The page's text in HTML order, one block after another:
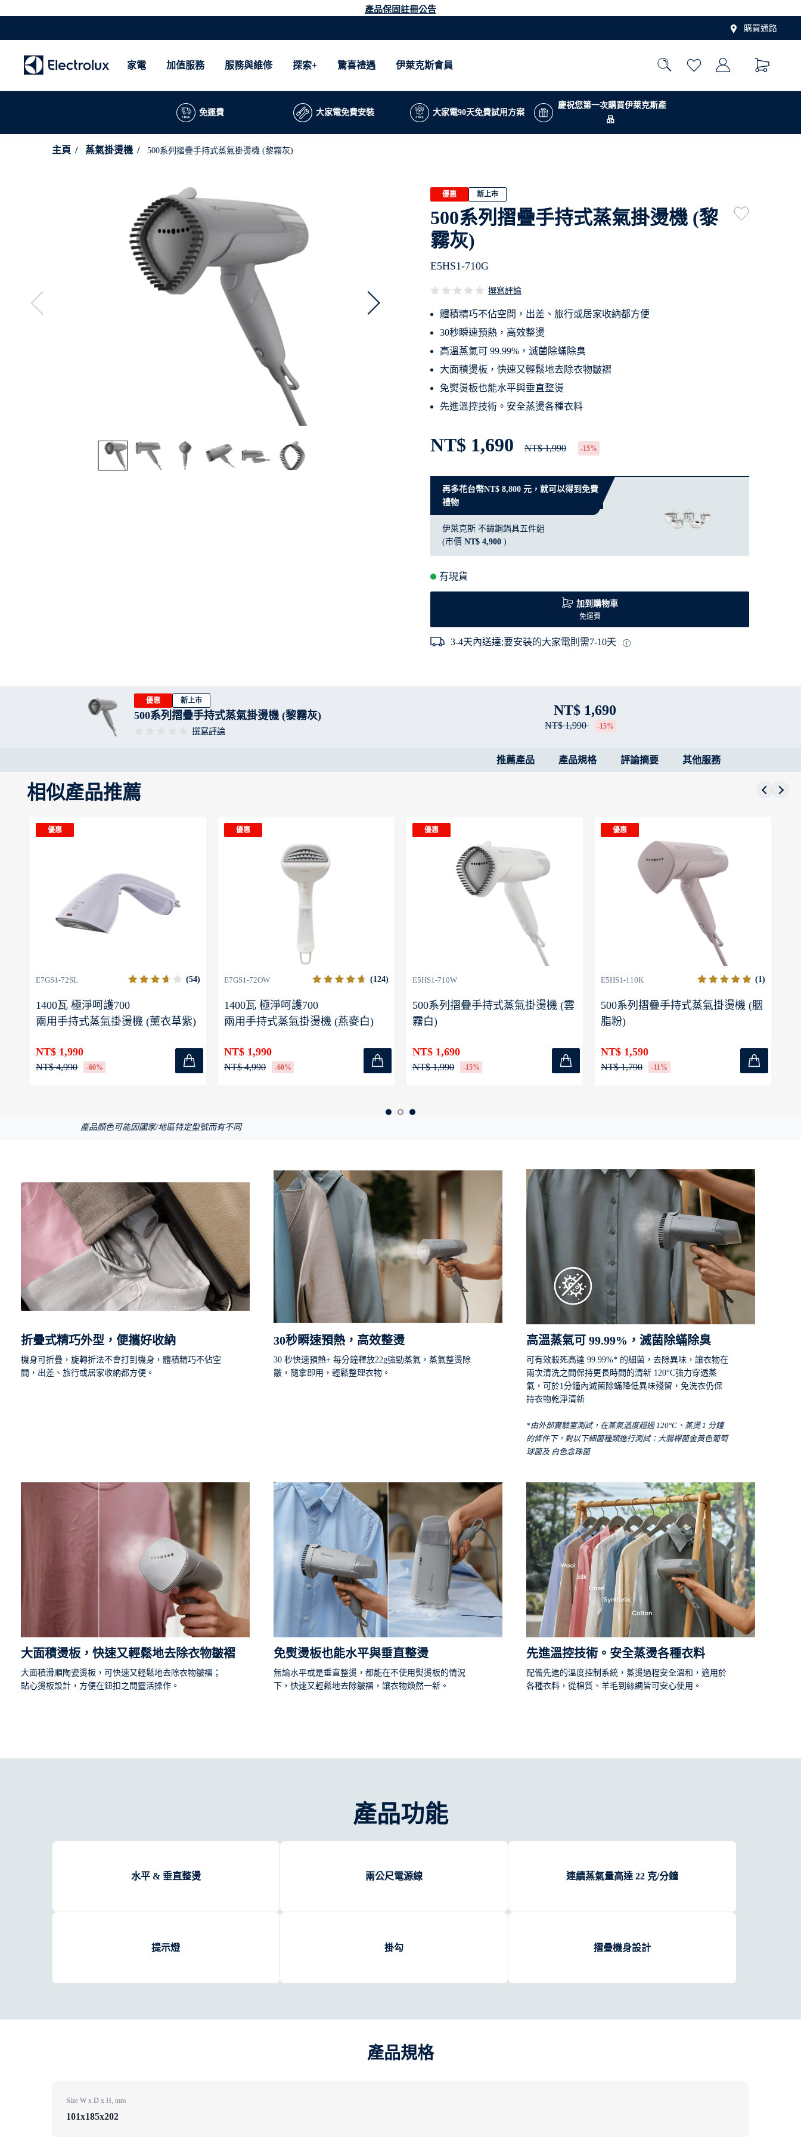
產品保固註冊公告
購買通路
家電 加值服務 服務與維修 探索+ 驚喜禮遇 伊萊克斯會員
免運費 大家電免費安裝 大家電90天免費試用方案
慶祝您第一次購買伊萊克斯產
品
主頁 蒸氣掛燙機 500系列摺疊手持式蒸氣掛燙機 (黎霧灰)
優惠 新上市
500系列摺疊手持式蒸氣掛燙機 (黎
霧灰)
E5HS1-710G
撰寫評論
體積精巧不佔空間，出差、旅行或居家收納都方便
30秒瞬速預熱，高效整燙
高溫蒸氣可 99.99%，滅菌除蟎除臭
大面積燙板，快速又輕鬆地去除衣物皺褶
免熨燙板也能水平與垂直整燙
先進溫控技術。安全蒸燙各種衣料
NT$ 1,690 NT$ 1,990 -15%
再多花台幣NT$ 8,800 元，就可以得到免費
禮物
伊萊克斯 不鏽鋼鍋具五件組
(市價 NT$ 4,900 )
有現貨
加到購物車
免運費
3-4天內送達;要安裝的大家電則需7-10天
優惠 新上市
500系列摺疊手持式蒸氣掛燙機 (黎霧灰)
撰寫評論
NT$ 1,690
NT$ 1,990 -15%
推薦產品 產品規格 評論摘要 其他服務
相似產品推薦
優惠
E7GS1-72SL (54)
1400瓦 極淨呵護700
兩用手持式蒸氣掛燙機 (薰衣草紫)
NT$ 1,990
NT$ 4,990 -60%
優惠
E7GS1-72OW (124)
1400瓦 極淨呵護700
兩用手持式蒸氣掛燙機 (燕麥白)
NT$ 1,990
NT$ 4,990 -60%
優惠
E5HS1-710W
500系列摺疊手持式蒸氣掛燙機 (雲
霧白)
NT$ 1,690
NT$ 1,990 -15%
優惠
E5HS1-110K (1)
500系列摺疊手持式蒸氣掛燙機 (胭
脂粉)
NT$ 1,590
NT$ 1,790 -11%
產品顏色可能因國家/地區特定型號而有不同
折疊式精巧外型，便攜好收納
機身可折疊，旋轉折法不會打到機身，體積精巧不佔空
間，出差、旅行或居家收納都方便。
30秒瞬速預熱，高效整燙
30 秒快速預熱+ 每分鐘釋放22g強勁蒸氣，蒸氣整燙除
皺，隨拿即用，輕鬆整理衣物。
高溫蒸氣可 99.99%，滅菌除蟎除臭
可有效殺死高達 99.99%* 的細菌，去除異味，讓衣物在
兩次清洗之間保持更長時間的清新 120°C強力穿透蒸
氣，可於1分鐘內滅菌除蟎降低異味殘留，免洗衣仍保
持衣物乾淨清新
*由外部實驗室測試，在蒸氣溫度超過 120°C、蒸燙 1 分鐘
的條件下，對以下細菌種類進行測試：大腸桿菌金黃色葡萄
球菌及 白色念珠菌
大面積燙板，快速又輕鬆地去除衣物皺褶
大面積滑順陶瓷燙板，可快速又輕鬆地去除衣物皺褶；
貼心燙板設計，方便在鈕扣之間靈活操作。
免熨燙板也能水平與垂直整燙
無論水平或是垂直整燙，都能在不使用熨燙板的情況
下，快速又輕鬆地去除皺褶，讓衣物煥然一新。
先進溫控技術。安全蒸燙各種衣料
配備先進的溫度控制系統，蒸燙過程安全溫和，適用於
各種衣料，從棉質、羊毛到絲綢皆可安心使用。
產品功能
水平 & 垂直整燙 兩公尺電源線 連續蒸氣量高達 22 克/分鐘
提示燈 掛勾 摺疊機身設計
產品規格
Size W x D x H, mm
101x185x202